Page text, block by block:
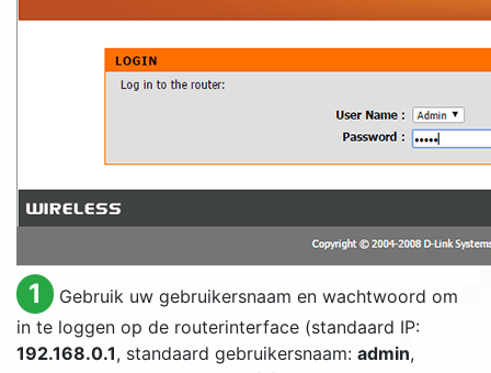
1
Gebruik uw gebruikersnaam en wachtwoord om
in te loggen op de routerinterface (standaard IP:
192.168.0.1, standaard gebruikersnaam: admin,